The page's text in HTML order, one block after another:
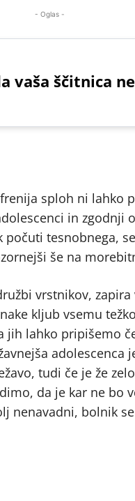
- Oglas -
vaša ščitnica
sploh ni lahko
in
tesnobnega,
še na
vrstnikov,
kljub vsemu
jih lahko
adolescenca
tudi če je že
da je kar ne bo
nenavadni, bolnik